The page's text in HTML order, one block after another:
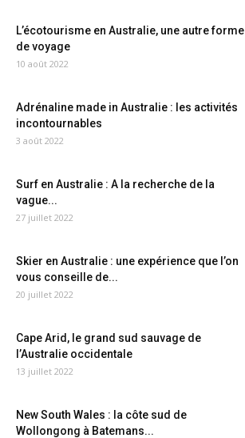
L’écotourisme en Australie, une autre forme
de voyage
10 août 2022
Adrénaline made in Australie : les activités
incontournables
3 août 2022
Surf en Australie : A la recherche de la
vague...
27 juillet 2022
Skier en Australie : une expérience que l’on
vous conseille de...
20 juillet 2022
Cape Arid, le grand sud sauvage de
l’Australie occidentale
13 juillet 2022
New South Wales : la côte sud de
Wollongong à Batemans...